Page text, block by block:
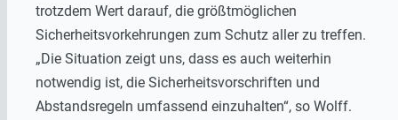
trotzdem Wert darauf, die größtmöglichen
Sicherheitsvorkehrungen zum Schutz aller zu treffen.
„Die Situation zeigt uns, dass es auch weiterhin
notwendig ist, die Sicherheitsvorschriften und
Abstandsregeln umfassend einzuhalten“, so Wolff.